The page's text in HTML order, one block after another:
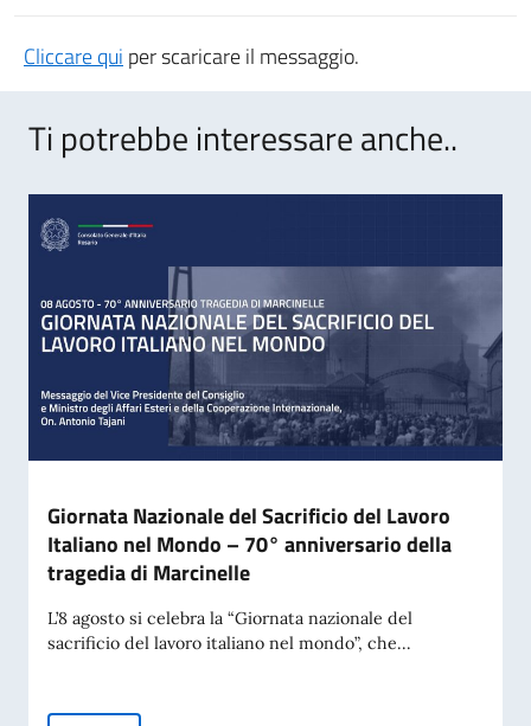
Cliccare qui per scaricare il messaggio.
Ti potrebbe interessare anche..
Giornata Nazionale del Sacrificio del Lavoro
Italiano nel Mondo – 70° anniversario della
tragedia di Marcinelle
L’8 agosto si celebra la “Giornata nazionale del
sacrificio del lavoro italiano nel mondo”, che...